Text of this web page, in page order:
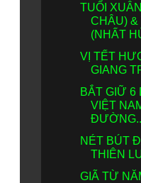
TUỔI
CHÂU) &
(NHẤT
VỊ TẾT
GIANG
BẮT GIỮ 6
VIỆT
NÉT BÚT
THIÊN
GIÃ TỪ